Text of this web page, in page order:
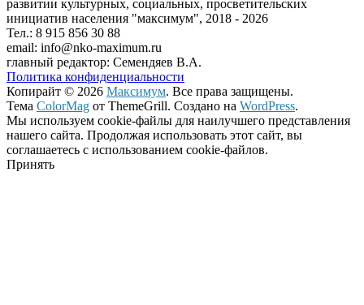
развитии культурных, социальных, просветительских
инициатив населения "максимум", 2018 - 2026
Тел.: 8 915 856 30 88
email: info@nko-maximum.ru
главный редактор: Семендяев В.А.
Политика конфиденциальности
Копирайт © 2026 Максимум. Все права защищены.
Тема ColorMag от ThemeGrill. Создано на WordPress.
Мы используем cookie-файлы для наилучшего представления
нашего сайта. Продолжая использовать этот сайт, вы
соглашаетесь с использованием cookie-файлов.
Принять